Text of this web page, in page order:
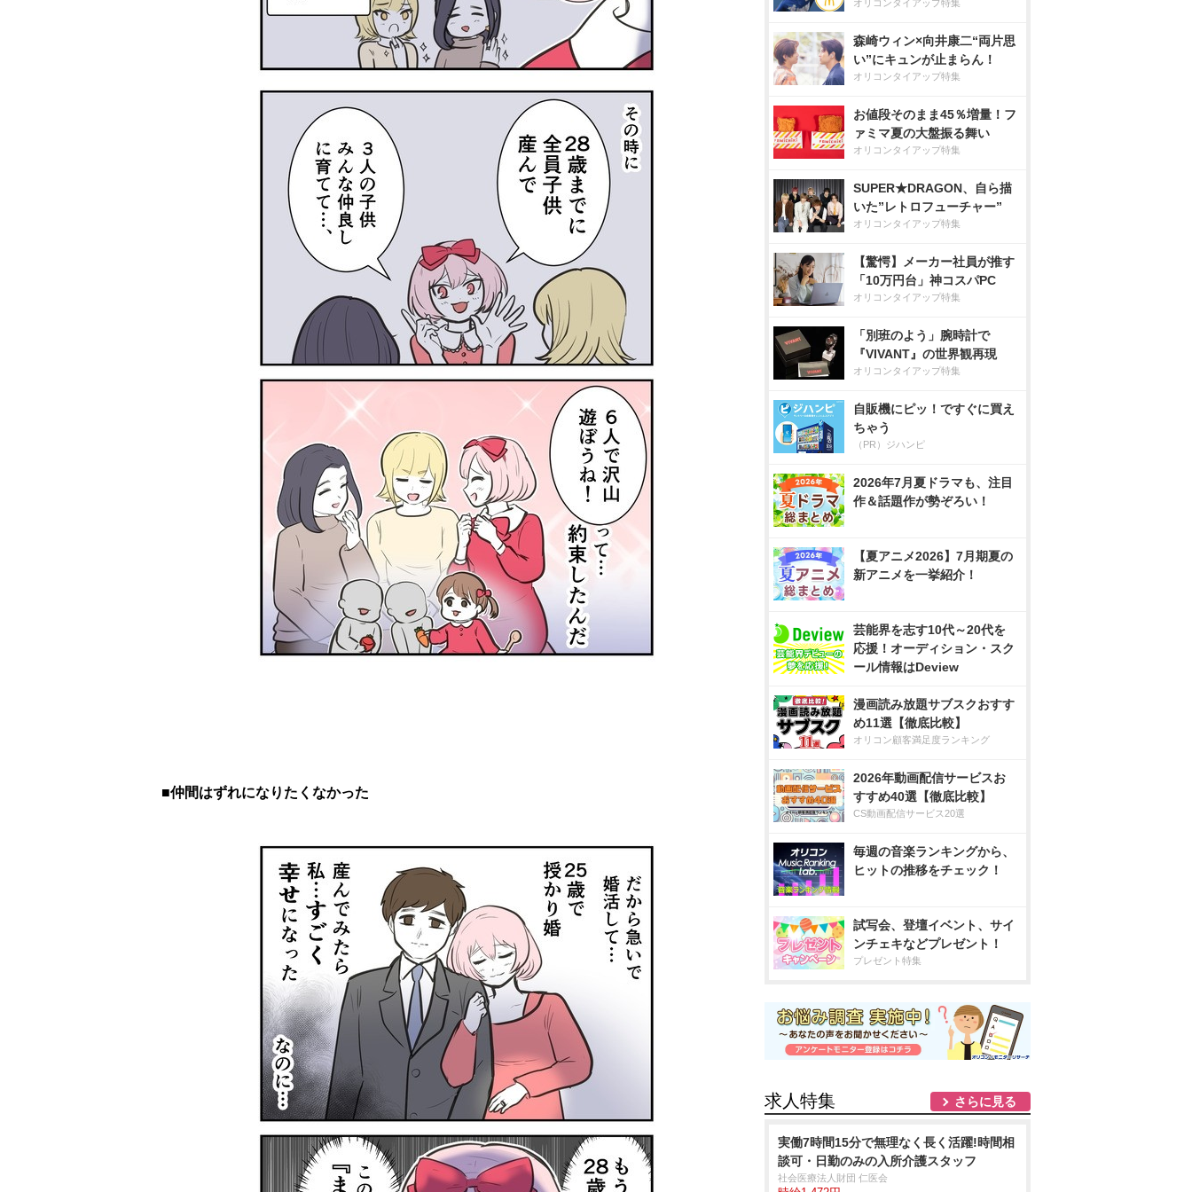
■仲間はずれになりたくなかった
オリコンタイアップ特集
森崎ウィン×向井康二“両片思
い”にキュンが止まらん！
オリコンタイアップ特集
お値段そのまま45％増量！フ
ァミマ夏の大盤振る舞い
オリコンタイアップ特集
SUPER★DRAGON、自ら描
いた”レトロフューチャー”
オリコンタイアップ特集
【驚愕】メーカー社員が推す
「10万円台」神コスパPC
オリコンタイアップ特集
「別班のよう」腕時計で
『VIVANT』の世界観再現
オリコンタイアップ特集
自販機にピッ！ですぐに買え
ちゃう
（PR）ジハンピ
2026年7月夏ドラマも、注目
作＆話題作が勢ぞろい！
【夏アニメ2026】7月期夏の
新アニメを一挙紹介！
芸能界を志す10代～20代を
応援！オーディション・スク
ール情報はDeview
漫画読み放題サブスクおすす
め11選【徹底比較】
オリコン顧客満足度ランキング
2026年動画配信サービスお
すすめ40選【徹底比較】
CS動画配信サービス20選
毎週の音楽ランキングから、
ヒットの推移をチェック！
試写会、登壇イベント、サイ
ンチェキなどプレゼント！
プレゼント特集
求人特集 さらに見る
実働7時間15分で無理なく長く活躍!時間相
談可・日勤のみの入所介護スタッフ
社会医療法人財団 仁医会